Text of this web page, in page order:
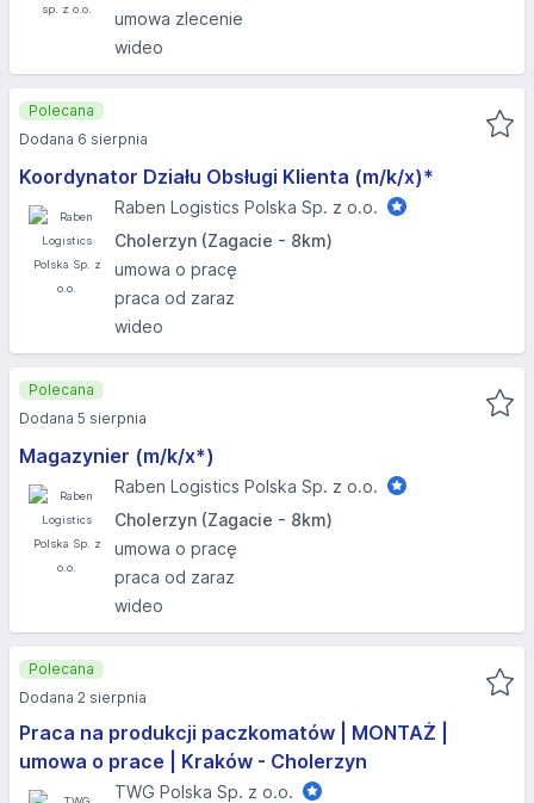
umowa zlecenie
wideo
Koordynator Działu Obsługi Klienta (m/k/x)*
Raben Logistics Polska Sp. z o.o.
Cholerzyn (Zagacie - 8km)
umowa o pracę
praca od zaraz
wideo
Polecana
Dodana 6 sierpnia
Magazynier (m/k/x*)
Raben Logistics Polska Sp. z o.o.
Cholerzyn (Zagacie - 8km)
umowa o pracę
praca od zaraz
wideo
Polecana
Dodana 5 sierpnia
Praca na produkcji paczkomatów | MONTAŻ |
umowa o prace | Kraków - Cholerzyn
TWG Polska Sp. z o.o.
Polecana
Dodana 2 sierpnia